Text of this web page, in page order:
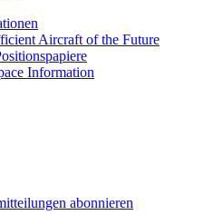
Aircraft of the Future
Information
abonnieren